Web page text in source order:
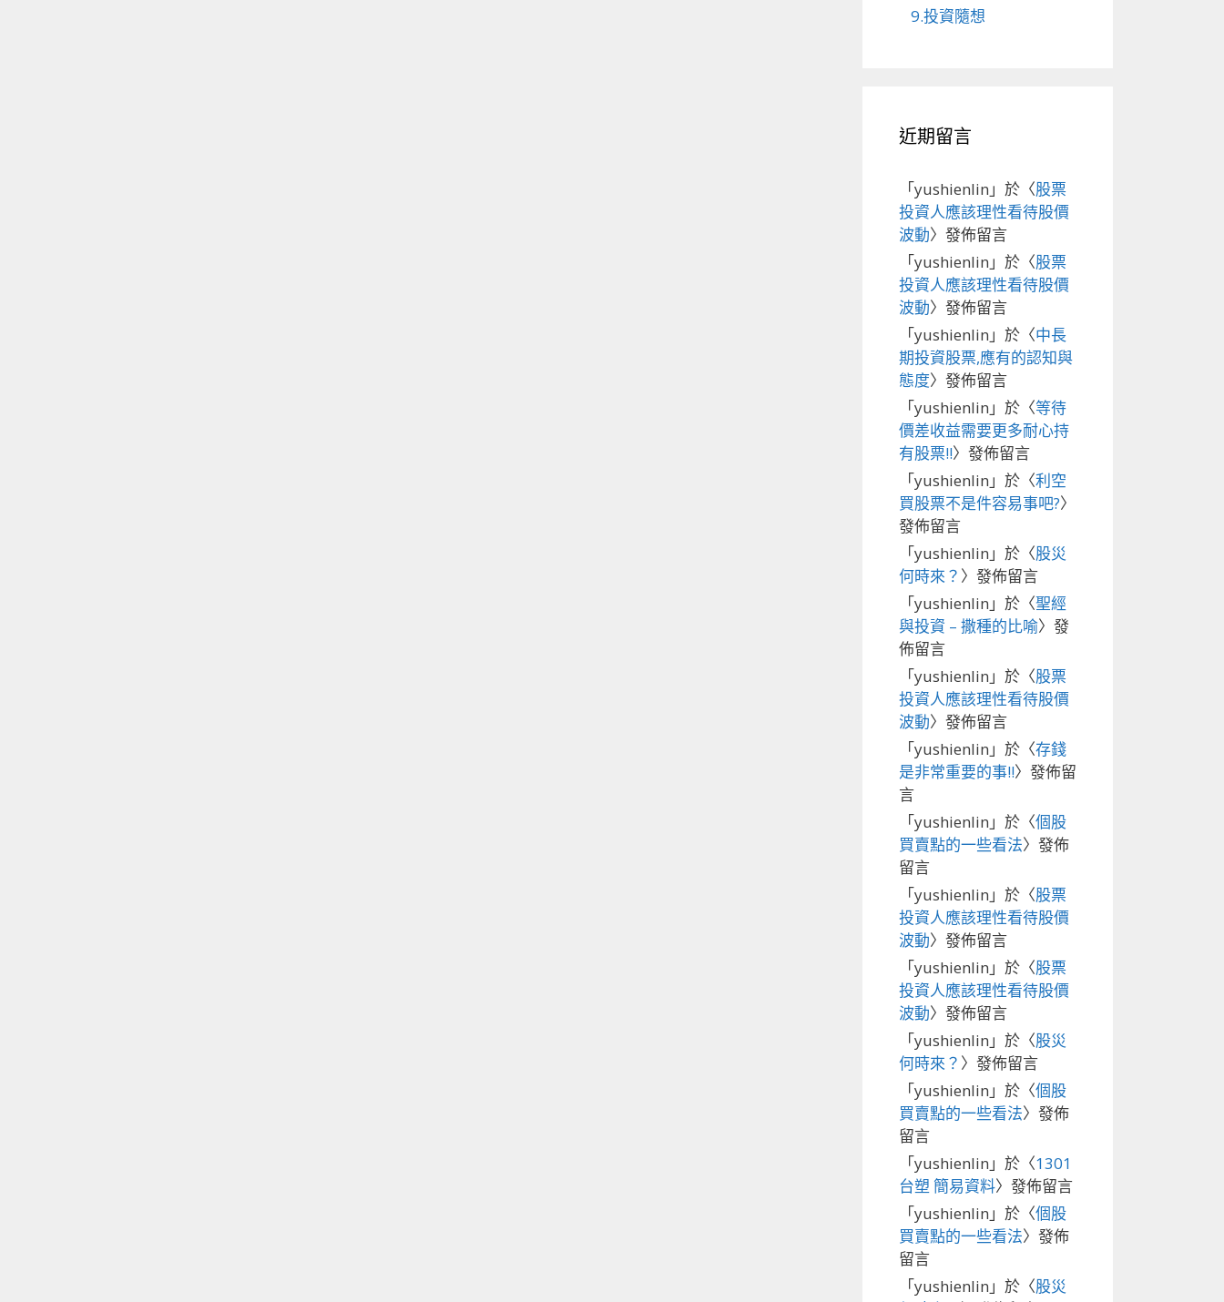
9.投資隨想
近期留言
「yushienlin 」於〈股票
投資人應該理性看待股價
波動〉發佈留言
「yushienlin 」於〈股票
投資人應該理性看待股價
波動〉發佈留言
「yushienlin 」於〈中長
期投資股票,應有的認知與
態度〉發佈留言
「yushienlin 」於〈等待
價差收益需要更多耐心持
有股票!!〉發佈留言
「yushienlin 」於〈利空
買股票不是件容易事吧?〉
發佈留言
「yushienlin 」於〈股災
何時來？ 〉發佈留言
「yushienlin 」於〈聖經
與投資 – 撒種的比喻〉發
佈留言
「yushienlin 」於〈股票
投資人應該理性看待股價
波動〉發佈留言
「yushienlin 」於〈存錢
是非常重要的事!!〉發佈留
言
「yushienlin 」於〈個股
買賣點的一些看法〉發佈
留言
「yushienlin 」於〈股票
投資人應該理性看待股價
波動〉發佈留言
「yushienlin 」於〈股票
投資人應該理性看待股價
波動〉發佈留言
「yushienlin 」於〈股災
何時來？ 〉發佈留言
「yushienlin 」於〈個股
買賣點的一些看法〉發佈
留言
「yushienlin 」於〈1301
台塑 簡易資料〉發佈留言
「yushienlin 」於〈個股
買賣點的一些看法〉發佈
留言
「yushienlin 」於〈股災